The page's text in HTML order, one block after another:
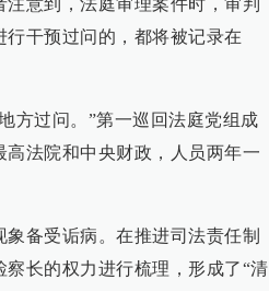
意到，法庭审理案件时，审判
干预过问的，都将被记录在
方过问。”第一巡回法庭党组成
法院和中央财政，人员两年一
备受诟病。在推进司法责任制
长的权力进行梳理，形成了“清